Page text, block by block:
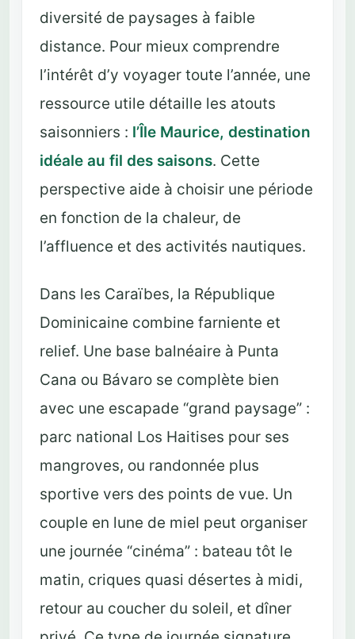
diversité de paysages à faible
distance. Pour mieux comprendre
l’intérêt d’y voyager toute l’année, une
ressource utile détaille les atouts
saisonniers : l’Île Maurice, destination
idéale au fil des saisons. Cette
perspective aide à choisir une période
en fonction de la chaleur, de
l’affluence et des activités nautiques.
Dans les Caraïbes, la République
Dominicaine combine farniente et
relief. Une base balnéaire à Punta
Cana ou Bávaro se complète bien
avec une escapade “grand paysage” :
parc national Los Haitises pour ses
mangroves, ou randonnée plus
sportive vers des points de vue. Un
couple en lune de miel peut organiser
une journée “cinéma” : bateau tôt le
matin, criques quasi désertes à midi,
retour au coucher du soleil, et dîner